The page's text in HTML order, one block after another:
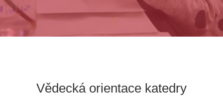
Vědecká orientace katedry